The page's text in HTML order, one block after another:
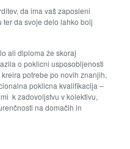
da ima vaš zaposleni
ter da svoje delo lahko bolj
ali diploma že skoraj
o poklicni usposobljenosti
potrebe po novih znanjih,
poklicna kvalifikacija –
k zadovoljstvu v kolektivu,
na domačih in